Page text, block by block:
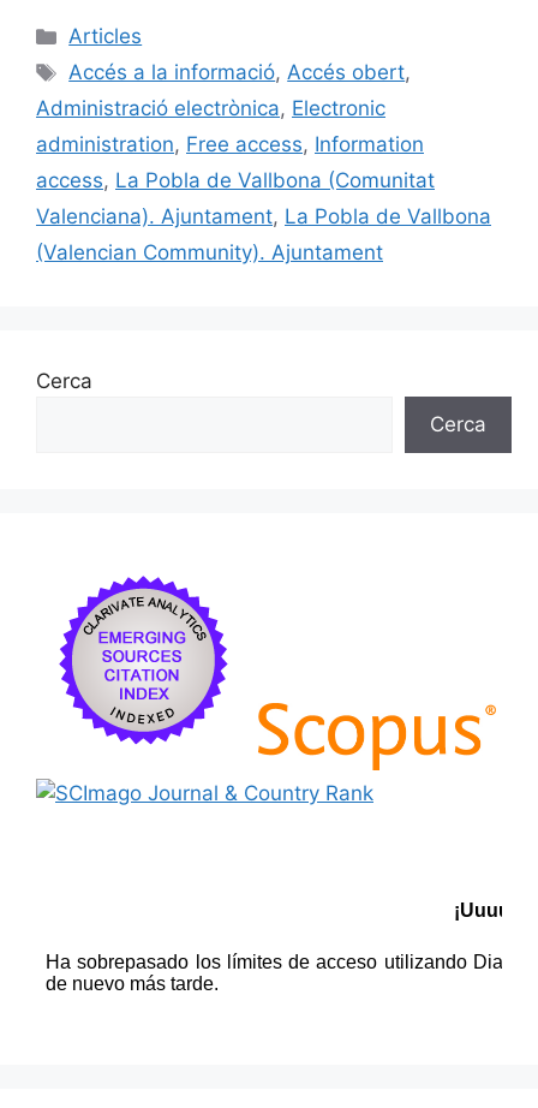
c
e
b
o
o
k
ai
l
s
k
y
e
dI
n
p
ar
te
ix
Categories
Articles
Etiquetes
Accés a la informació,Accés obert,
Administració electrònica, Electronic
administration, Free access, Information
access, La Pobla de Vallbona (Comunitat
Valenciana). Ajuntament, La Pobla de Vallbona
(Valencian Community). Ajuntament
Cerca
Cerca